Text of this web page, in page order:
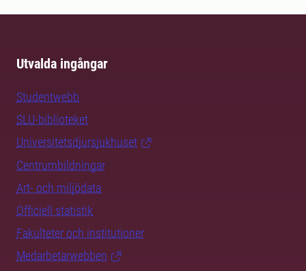
Utvalda ingångar
Studentwebb
SLU-biblioteket
Universitetsdjursjukhuset
Centrumbildningar
Art- och miljödata
Officiell statistik
Fakulteter och institutioner
Medarbetarwebben